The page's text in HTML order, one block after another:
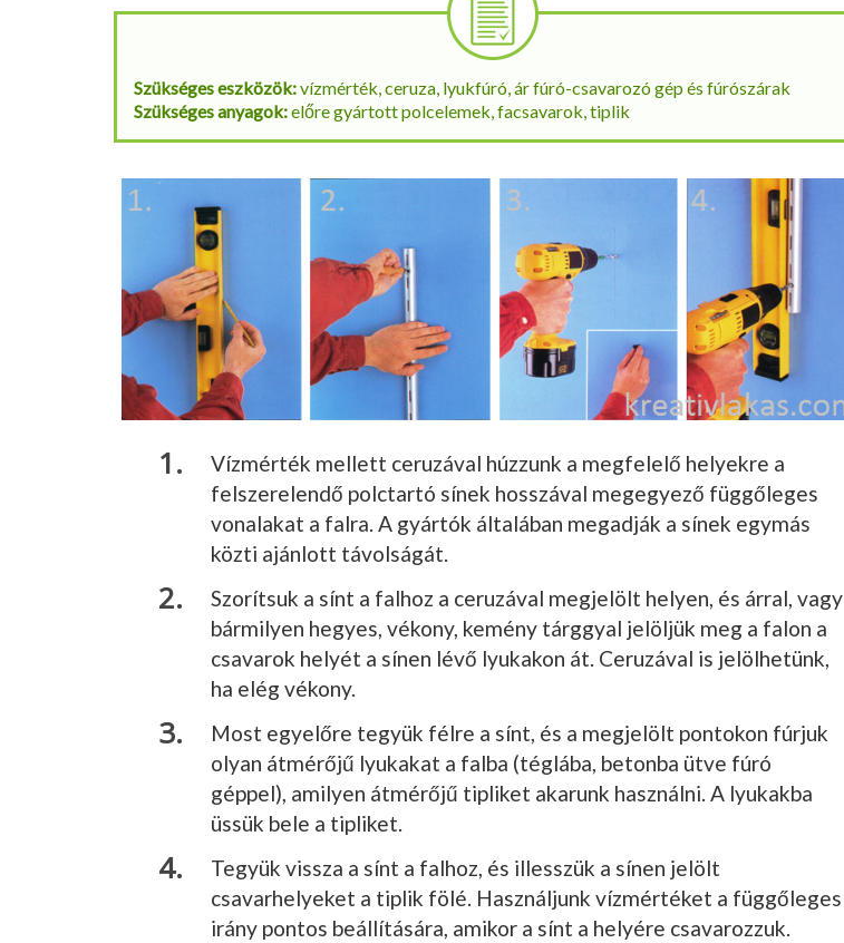
Szükséges eszközök:vízmérték, ceruza, lyukfúró, ár fúró-csavarozó gép és fúrószárak
Szükséges anyagok:előre gyártott polcelemek, facsavarok, tiplik
Vízmérték mellett ceruzával húz­zunk a megfelelő he­lyekre a
felszerelendő polctartó sínek hosszával megegyező függőleges
vonalakat a falra. A gyártók ál­talában megadják a sínek egymás
közti ajánlott távolságát.
Szorítsuk a sínt a falhoz a ceru­zával megjelölt he­lyen, és árral, vagy
bármilyen hegyes, vékony, kemény tárggyal jelöljük meg a falon a
csavarok helyét a sínen lévő lyukakon át. Ceru­zával is jelölhetünk,
ha elég vékony.
Most egyelőre te­gyük félre a sínt, és a megjelölt ponto­kon fúrjuk
olyan át­mérőjű lyukakat a fal­ba (téglába, betonba ütve fúró
géppel), amilyen átmérőjű tip­liket akarunk hasz­nálni. A lyukakba
üssük bele a tipliket.
Tegyük vissza a sínt a falhoz, és illesszük a sínen jelölt
csavarhelyeket a tiplik fölé. Használ­junk vízmértéket a függőleges
irány pontos beállítására, amikor a sínt a he­lyére csavarozzuk.